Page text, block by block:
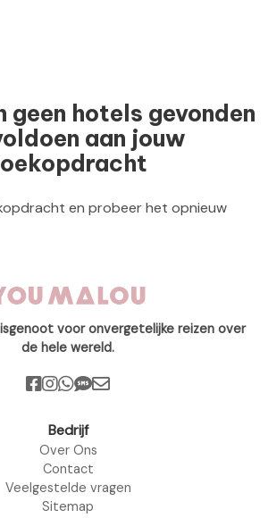
geen hotels gevonden
aan jouw
en probeer het opnieuw
voor onvergetelijke reizen over
de hele wereld.
Bedrijf
Over Ons
Contact
Veelgestelde vragen
Sitemap